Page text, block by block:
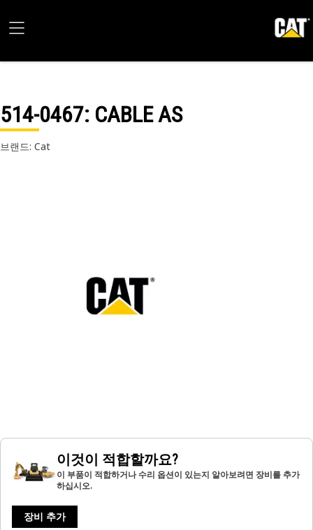
514-0467: CABLE AS
브랜드: Cat
이것이 적합할까요?
이 부품이 적합하거나 수리 옵션이 있는지 알아보려면 장비를 추가
하십시오.
장비 추가